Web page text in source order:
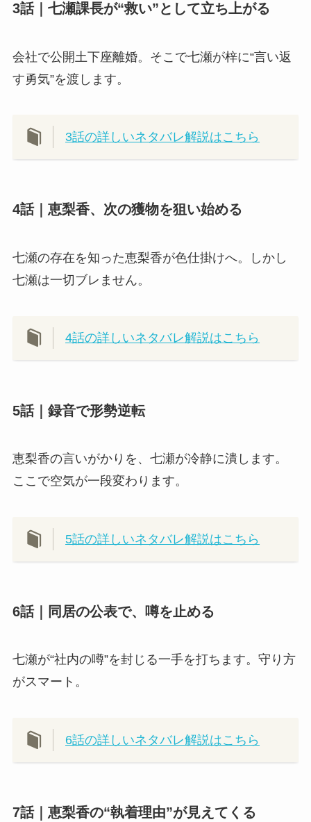
3話｜七瀬課長が“救い”として立ち上がる
会社で公開土下座離婚。そこで七瀬が梓に“言い返
す勇気”を渡します。
3話の詳しいネタバレ解説はこちら
4話｜恵梨香、次の獲物を狙い始める
七瀬の存在を知った恵梨香が色仕掛けへ。しかし
七瀬は一切ブレません。
4話の詳しいネタバレ解説はこちら
5話｜録音で形勢逆転
恵梨香の言いがかりを、七瀬が冷静に潰します。
ここで空気が一段変わります。
5話の詳しいネタバレ解説はこちら
6話｜同居の公表で、噂を止める
七瀬が“社内の噂”を封じる一手を打ちます。守り方
がスマート。
6話の詳しいネタバレ解説はこちら
7話｜恵梨香の“執着理由”が見えてくる